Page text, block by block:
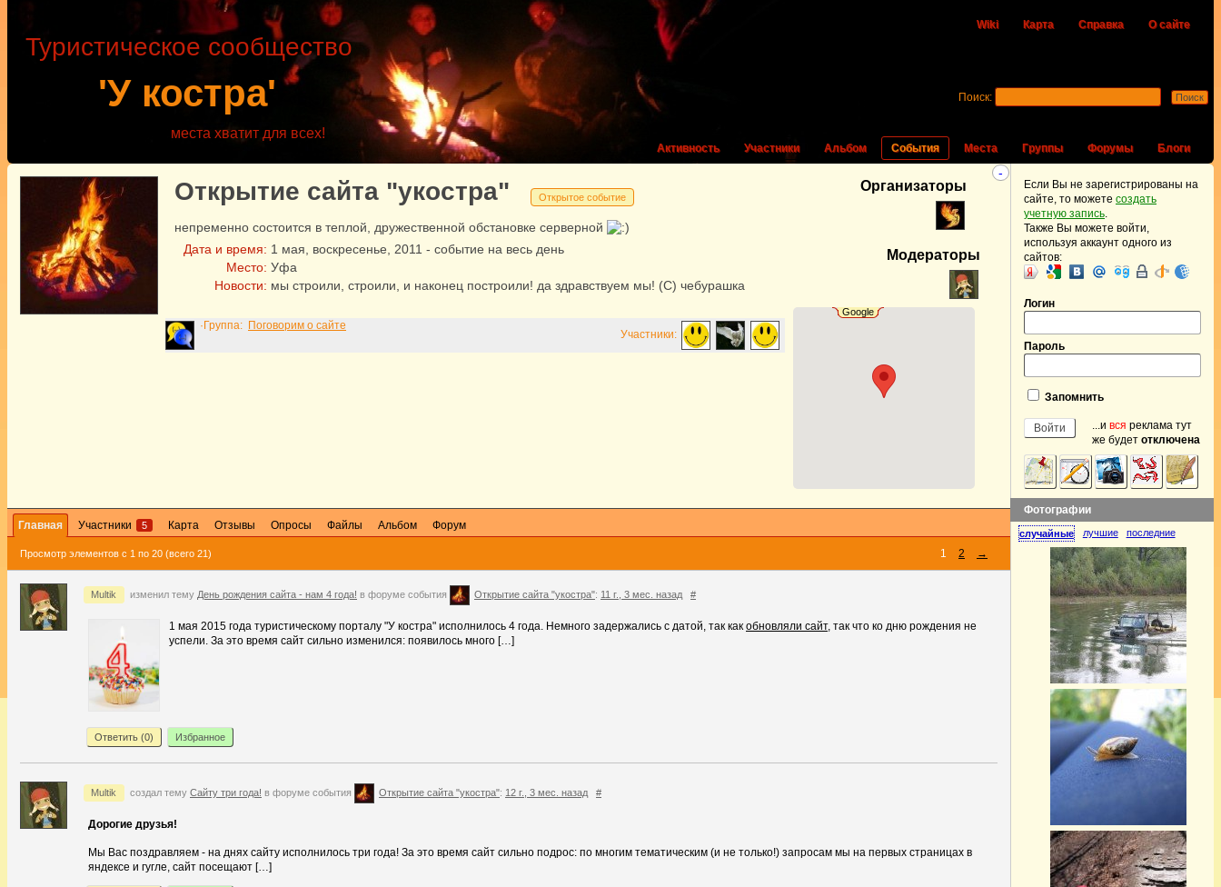
Wiki Карта Справка О сайте
'У костра'
Туристическое сообщество
места хватит для всех!
Активность Участники Альбом События Места Группы Форумы Блоги
Поиск:
-
Организаторы
Модераторы
Google
Открытие сайта "укостра" Открытое событие
непременно состоится в теплой, дружественной обстановке серверной
Дата и время: 1 мая воскресенье 2011 - событие на весь день
Место: Уфа
Новости: мы строили, строили, и наконец построили! да здравствуем мы! (С) чебурашка
·Группа: Поговорим о сайте
Участники:
Главная Участники 5 Карта Отзывы Опросы Файлы Альбом Форум
Просмотр элементов с 1 по 20 (всего 21) 1 2 →
Multik изменил тему День рождения сайта - нам 4 года! в форуме события Открытие сайта "укостра": 11 г., 3 мес. назад #
1 мая 2015 года туристическому порталу "У костра" исполнилось 4 года. Немного задержались с датой, так как обновляли сайт, так что ко дню рождения не
успели. За это время сайт сильно изменился: появилось много […]
Ответить (0) Избранное
Multik создал тему Сайту три года! в форуме события Открытие сайта "укостра": 12 г., 3 мес. назад #
Дорогие друзья!
Мы Вас поздравляем - на днях сайту исполнилось три года! За это время сайт сильно подрос: по многим тематическим (и не только!) запросам мы на первых страницах в
яндексе и гугле, сайт посещают […]
Если Вы не зарегистрированы на
сайте, то можете создать
учетную запись.
Также Вы можете войти,
используя аккаунт одного из
сайтов:
Логин
Пароль
Запомнить
...и вся реклама тут
же будет отключена
Фотографии
случайные лучшие последние